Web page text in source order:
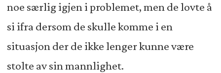
noe særlig igjen i problemet, men de lovte å
si ifra dersom de skulle komme i en
situasjon der de ikke lenger kunne være
stolte av sin mannlighet.